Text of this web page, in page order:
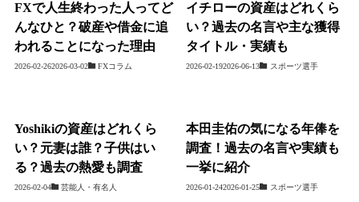
FXで人生終わった人ってど
んなひと？破産や借金に追
われることになった理由
2026-02-262026-03-02 FXコラム
イチローの資産はどれくら
い？過去の名言や主な獲得
タイトル・実績も
2026-02-192026-06-13 スポーツ選手
Yoshikiの資産はどれくら
い？元妻は誰？子供はい
る？過去の熱愛も調査
2026-02-04 芸能人・有名人
本田圭佑の気になる年俸を
調査！過去の名言や実績も
一挙に紹介
2026-01-242026-01-25 スポーツ選手